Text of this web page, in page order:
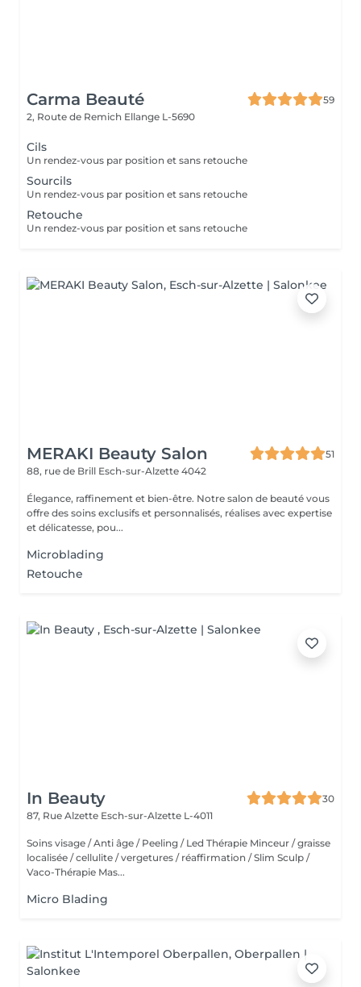
Carma Beauté
59
2, Route de Remich Ellange L-5690
Cils
Un rendez-vous par position et sans retouche
Sourcils
Un rendez-vous par position et sans retouche
Retouche
Un rendez-vous par position et sans retouche
MERAKI Beauty Salon
51
88, rue de Brill Esch-sur-Alzette 4042
Élegance, raffinement et bien-être. Notre salon de beauté vous
offre des soins exclusifs et personnalisés, réalises avec expertise
et délicatesse, pou...
Microblading
Retouche
In Beauty
30
87, Rue Alzette Esch-sur-Alzette L-4011
Soins visage / Anti âge / Peeling / Led Thérapie Minceur / graisse
localisée / cellulite / vergetures / réaffirmation / Slim Sculp /
Vaco-Thérapie Mas...
Micro Blading